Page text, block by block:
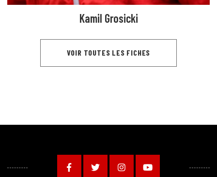
Kamil Grosicki
VOIR TOUTES LES FICHES